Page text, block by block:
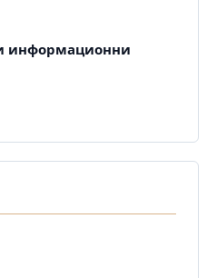
информационни